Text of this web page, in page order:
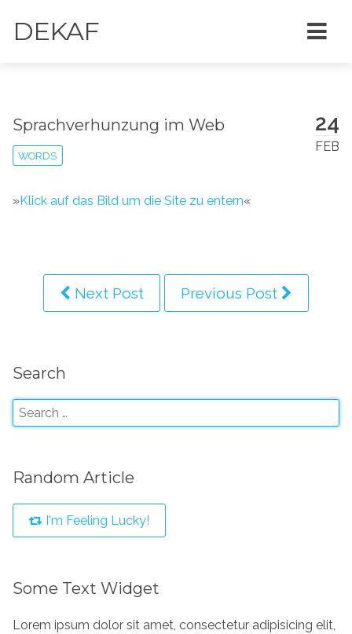
DEKAF
24
FEB
Sprachverhunzung im Web
WORDS
»Klick auf das Bild um die Site zu entern«
Next Post Previous Post
Search
Random Article
I'm Feeling Lucky!
Some Text Widget
Lorem ipsum dolor sit amet, consectetur adipisicing elit,